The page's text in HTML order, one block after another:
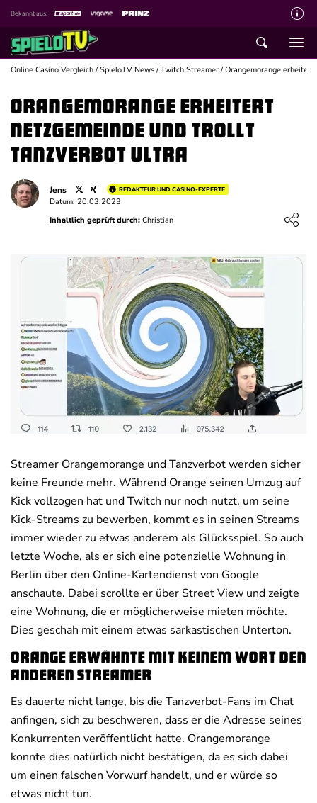
Bekannt aus:
Über spieloTV
Wie wir bewerten
Die SpieloTV Crew
Datenschutzerklärung
Haftungsausschluss für Inhalte
Schreiber gesucht
Kontakt mit spieloTV
Deals News
Online Casino Vergleich /SpieloTV News /Twitch Streamer /Orangemorange
Orangemorange erheitert
Netzgemeinde und trollt
Tanzverbot ultra
Jens REDAKTEUR UND CASINO-EXPERTE
Loading ...
Datum: 20.03.2023
Inhaltlich geprüft durch: Christian
Streamer Orangemorange und Tanzverbot werden sicher
keine Freunde mehr. Während Orange seinen Umzug auf
Kick vollzogen hat und Twitch nur noch nutzt, um seine
Kick-Streams zu bewerben, kommt es in seinen Streams
immer wieder zu etwas anderem als Glücksspiel. So auch
letzte Woche, als er sich eine potenzielle Wohnung in
Berlin über den Online-Kartendienst von Google
anschaute. Dabei scrollte er über Street View und zeigte
eine Wohnung, die er möglicherweise mieten möchte.
Dies geschah mit einem etwas sarkastischen Unterton.
Orange erwähnte mit keinem Wort den
anderen Streamer
Es dauerte nicht lange, bis die Tanzverbot-Fans im Chat
anfingen, sich zu beschweren, dass er die Adresse seines
Konkurrenten veröffentlicht hatte. Orangemorange
konnte dies natürlich nicht bestätigen, da es sich dabei
um einen falschen Vorwurf handelt, und er würde so
etwas nicht tun.